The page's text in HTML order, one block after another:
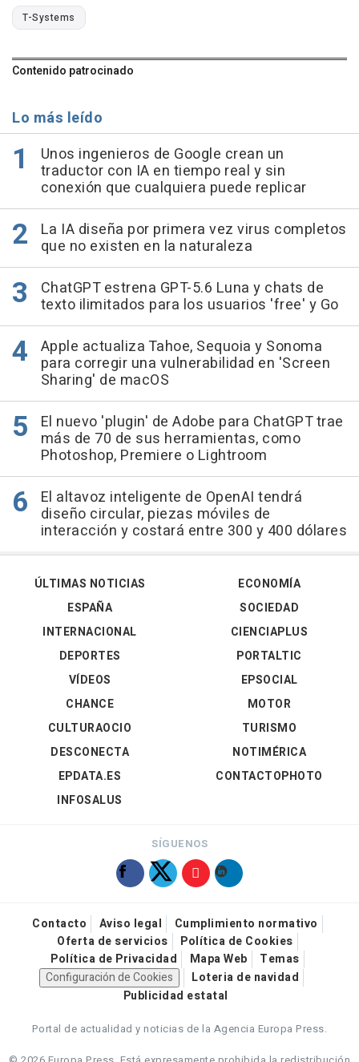
T-Systems
Contenido patrocinado
Lo más leído
Unos ingenieros de Google crean un
traductor con IA en tiempo real y sin
conexión que cualquiera puede replicar
La IA diseña por primera vez virus completos
que no existen en la naturaleza
ChatGPT estrena GPT-5.6 Luna y chats de
texto ilimitados para los usuarios 'free' y Go
Apple actualiza Tahoe, Sequoia y Sonoma
para corregir una vulnerabilidad en 'Screen
Sharing' de macOS
El nuevo 'plugin' de Adobe para ChatGPT trae
más de 70 de sus herramientas, como
Photoshop, Premiere o Lightroom
El altavoz inteligente de OpenAI tendrá
diseño circular, piezas móviles de
interacción y costará entre 300 y 400 dólares
ÚLTIMAS NOTICIAS
ESPAÑA
INTERNACIONAL
DEPORTES
VÍDEOS
ECONOMÍA
SOCIEDAD
CIENCIAPLUS
PORTALTIC
EPSOCIAL
CHANCE
CULTURAOCIO
DESCONECTA
EPDATA.ES
INFOSALUS
MOTOR
TURISMO
NOTIMÉRICA
CONTACTOPHOTO
SÍGUENOS
Contacto Aviso legal
Cumplimiento normativo
Oferta de servicios
Política de Cookies
Política de Privacidad
Mapa Web
Temas
Configuración de Cookies
Loteria de navidad
Publicidad estatal
Portal de actualidad y noticias de la Agencia Europa Press.